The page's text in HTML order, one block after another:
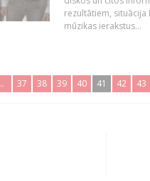
rezultātiem, situācija
mūzikas ierakstus...
.. 37 38 39 40 41 42 43